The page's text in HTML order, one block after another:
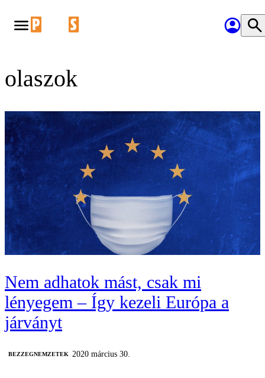
olaszok
Nem adhatok mást, csak mi
lényegem – Így kezeli Európa a
járványt
BEZZEGNEMZETEK 2020 március 30.